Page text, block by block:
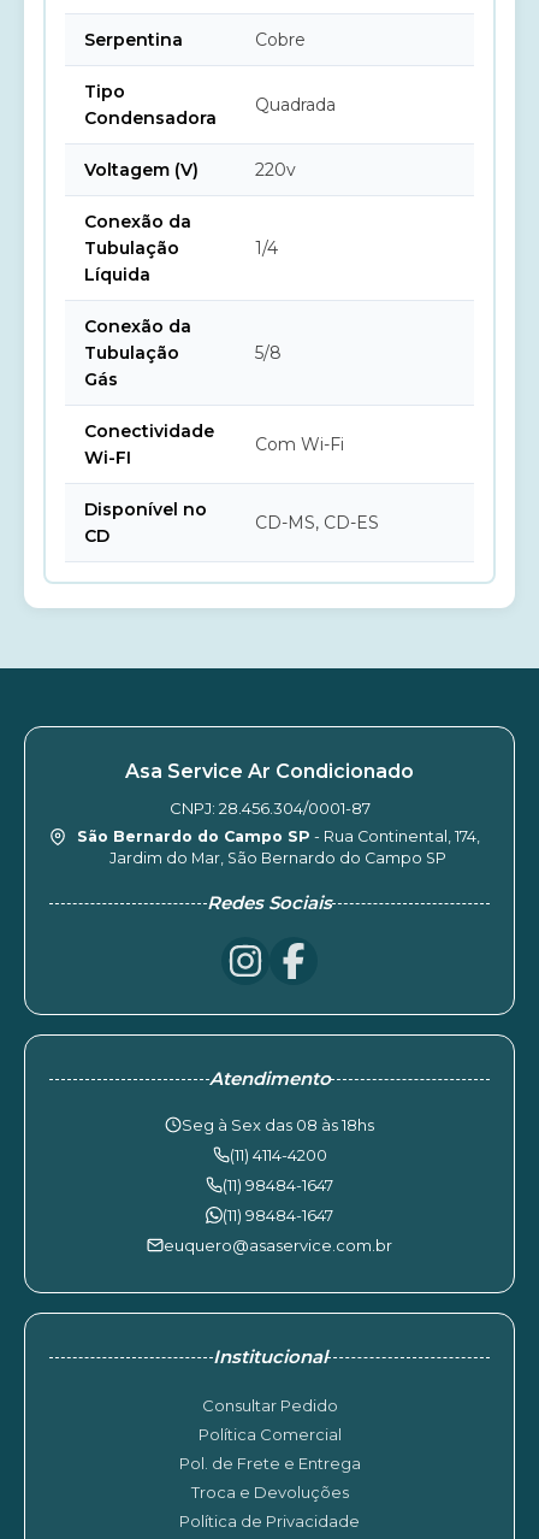
Serpentina Cobre
Tipo
Condensadora
Quadrada
Voltagem (V) 220v
Conexão da
Tubulação
Líquida
1/4
Conexão da
Tubulação
Gás
5/8
Conectividade
Wi-FI
Com Wi-Fi
Disponível no
CD
CD-MS, CD-ES
Asa Service Ar Condicionado
CNPJ: 28.456.304/0001-87
São Bernardo do Campo SP - Rua Continental, 174,
Jardim do Mar, São Bernardo do Campo SP
Redes Sociais
Atendimento
Seg à Sex das 08 às 18hs
(11) 4114-4200
(11) 98484-1647
(11) 98484-1647
euquero@asaservice.com.br
Institucional
Consultar Pedido
Política Comercial
Pol. de Frete e Entrega
Troca e Devoluções
Política de Privacidade